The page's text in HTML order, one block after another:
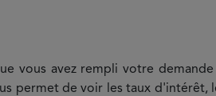
vous avez rempli votre
permet de voir les taux d'intérêt,